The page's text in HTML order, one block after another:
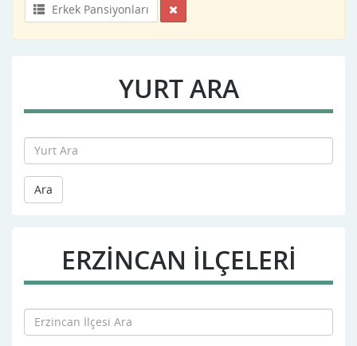
Erkek Pansiyonları
YURT ARA
Ara
ERZINCAN İLÇELERİ